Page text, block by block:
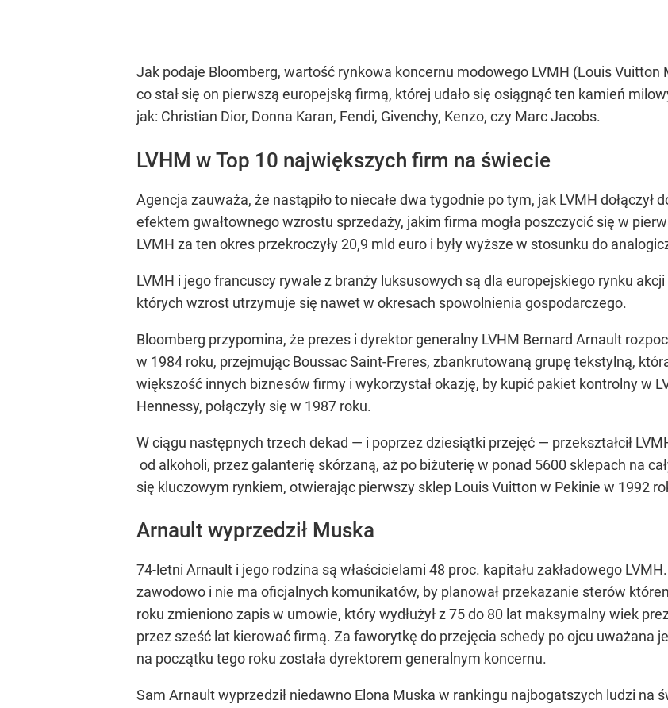
Jak podaje Bloomberg, wartość rynkowa koncernu modowego LVMH (Louis Vuitton
co stał się on pierwszą europejską firmą, której udało się osiągnąć ten kamień
jak: Christian Dior, Donna Karan, Fendi, Givenchy, Kenzo, czy Marc Jacobs.
LVHM w Top 10 największych firm na świecie
Agencja zauważa, że nastąpiło to niecałe dwa tygodnie po tym, jak LVMH
efektem gwałtownego wzrostu sprzedaży, jakim firma mogła poszczycić się w
LVMH za ten okres przekroczyły 20,9 mld euro i były wyższe w stosunku do
LVMH i jego francuscy rywale z branży luksusowych są dla europejskiego rynku
których wzrost utrzymuje się nawet w okresach spowolnienia gospodarczego.
Bloomberg przypomina, że prezes i dyrektor generalny LVHM Bernard Arnault
w 1984 roku, przejmując Boussac Saint-Freres, zbankrutowaną grupę tekstylną,
większość innych biznesów firmy i wykorzystał okazję, by kupić pakiet kontrolny w
Hennessy, połączyły się w 1987 roku.
W ciągu następnych trzech dekad — i poprzez dziesiątki przejęć — przekształcił
od alkoholi, przez galanterię skórzaną, aż po biżuterię w ponad 5600 sklepach na
się kluczowym rynkiem, otwierając pierwszy sklep Louis Vuitton w Pekinie w 1992
Arnault wyprzedził Muska
74-letni Arnault i jego rodzina są właścicielami 48 proc. kapitału zakładowego
zawodowo i nie ma oficjalnych komunikatów, by planował przekazanie sterów
roku zmieniono zapis w umowie, który wydłużył z 75 do 80 lat maksymalny wiek
przez sześć lat kierować firmą. Za faworytkę do przejęcia schedy po ojcu uważana
na początku tego roku została dyrektorem generalnym koncernu.
Sam Arnault wyprzedził niedawno Elona Muska w rankingu najbogatszych ludzi na